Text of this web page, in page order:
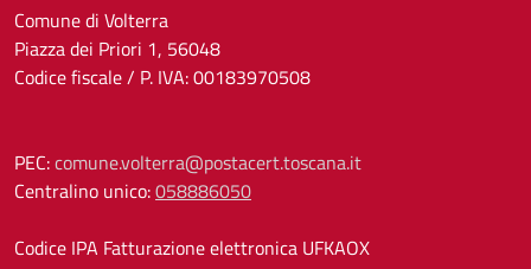
Comune di Volterra
Piazza dei Priori 1, 56048
Codice fiscale / P. IVA: 00183970508
PEC:comune.volterra@postacert.toscana.it
Centralino unico:058886050
Codice IPA Fatturazione elettronica UFKAOX